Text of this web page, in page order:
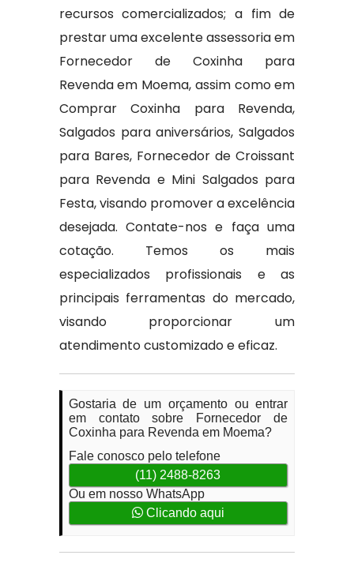
recursos comercializados; a fim de
prestar uma excelente assessoria em
Fornecedor de Coxinha para
Revenda em Moema, assim como em
Comprar Coxinha para Revenda,
Salgados para aniversários, Salgados
para Bares, Fornecedor de Croissant
para Revenda e Mini Salgados para
Festa, visando promover a excelência
desejada. Contate-nos e faça uma
cotação. Temos os mais
especializados profissionais e as
principais ferramentas do mercado,
visando proporcionar um
atendimento customizado e eficaz.
Gostaria de um orçamento ou entrar
em contato sobre Fornecedor de
Coxinha para Revenda em Moema?
Fale conosco pelo telefone
(11) 2488-8263
Ou em nosso WhatsApp
Clicando aqui